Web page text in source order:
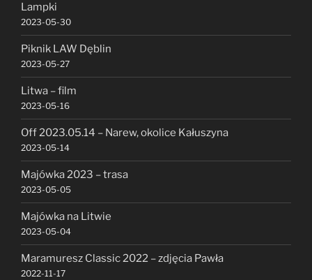
Lampki
2023-05-30
Piknik LAW Dęblin
2023-05-27
Litwa – film
2023-05-16
Off 2023.05.14 – Narew, okolice Kałuszyna
2023-05-14
Majówka 2023 – trasa
2023-05-05
Majówka na Litwie
2023-05-04
Maramuresz Classic 2022 – zdjęcia Pawła
2022-11-17